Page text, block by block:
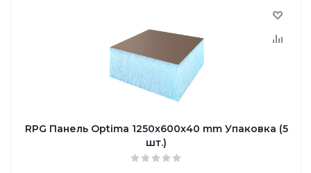
RPG Панель Optima 1250х600х40 mm Упаковка (5
шт.)